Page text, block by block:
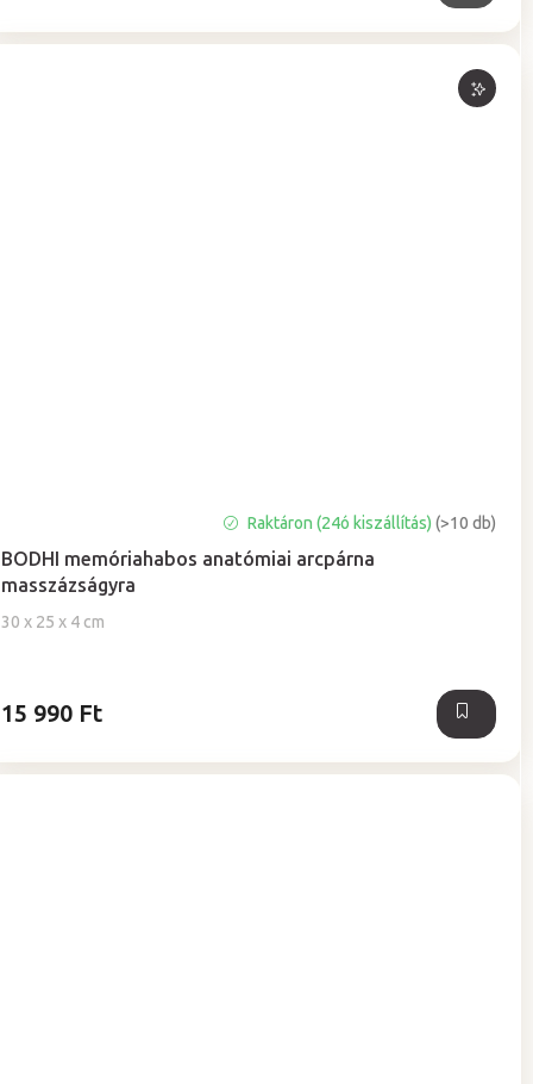
BODHI memóriahabos anatómiai arcpárna
masszázságyra
30 x 25 x 4 cm
átlagos
értékelése
5-
Raktáron (24ó kiszállítás)(>10 db)
15 990 Ft